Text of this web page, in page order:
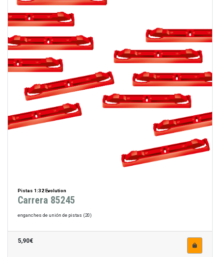
Pistas 1:32 Evolution
Carrera 85245
enganches de unión de pistas (20)
5,90€